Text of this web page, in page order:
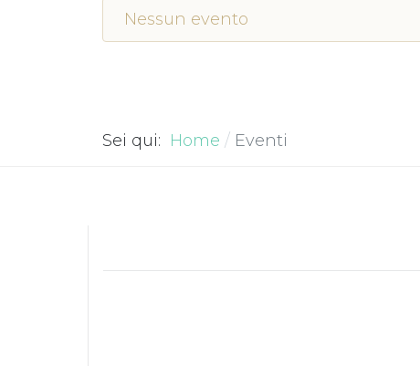
Nessun evento
Sei qui: Home Eventi